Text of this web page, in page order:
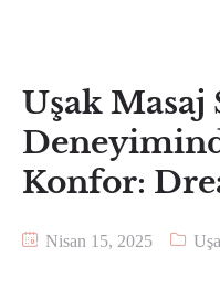
Uşak Masaj
Konfor:
Nisan 15, 2025